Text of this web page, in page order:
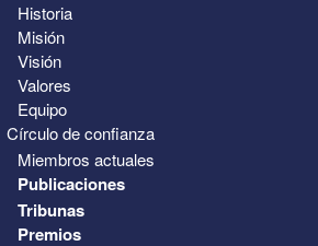
Historia
Misión
Visión
Valores
Equipo
Círculo de confianza
Miembros actuales
Publicaciones
Tribunas
Premios